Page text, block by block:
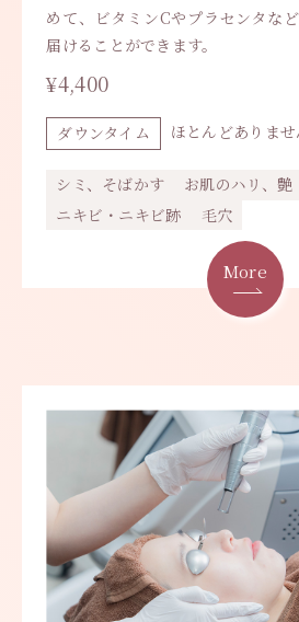
めて、ビタミンCやプラセンタな
届けることができます。
¥4,400
ダウンタイム ほとんどありませ
シミ、そばかす
お肌のハリ、艶
ニキビ・ニキビ跡
毛穴
More